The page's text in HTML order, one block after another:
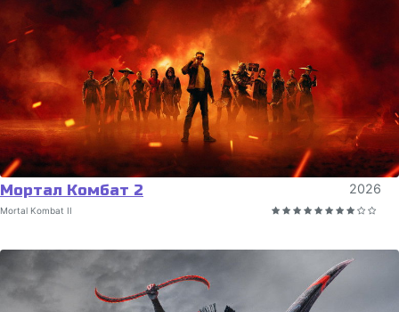
Мортал Комбат 2 2026
Mortal Kombat II